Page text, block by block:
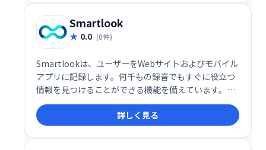
Smartlook
0.0 (0件)
Smartlookは、ユーザーをWebサイトおよびモバイル
アプリに記録します。何千もの録音でもすぐに役立つ
情報を見つけることができる機能を備えています。ク
レジットカードは不要で無料で利用できます。
詳しく見る